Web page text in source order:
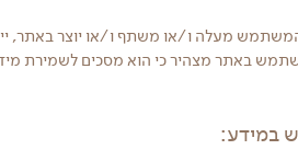
מעלה ו/או משתף ו/או יוצר באתר,
באתר מצהיר כי הוא מסכים לשמירת